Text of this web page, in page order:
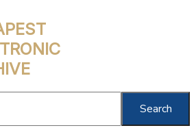
Search